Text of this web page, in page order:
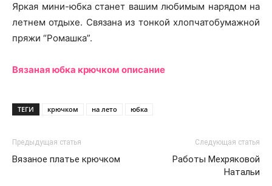
Яркая мини-юбка станет вашим любимым нарядом на
летнем отдыхе. Связана из тонкой хлопчатобумажной
пряжи “Ромашка”.
Вязаная юбка крючком описание
ТЕГИ крючком на лето юбка
Предыдущая статья
Вязаное платье крючком
Следующая статья
Работы Мехряковой
Натальи